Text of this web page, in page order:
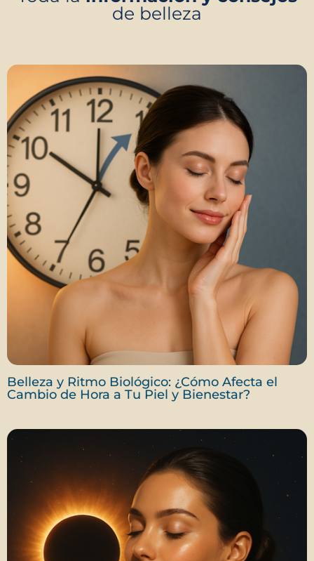
de belleza
Belleza y Ritmo Biológico: ¿Cómo Afecta el
Cambio de Hora a Tu Piel y Bienestar?